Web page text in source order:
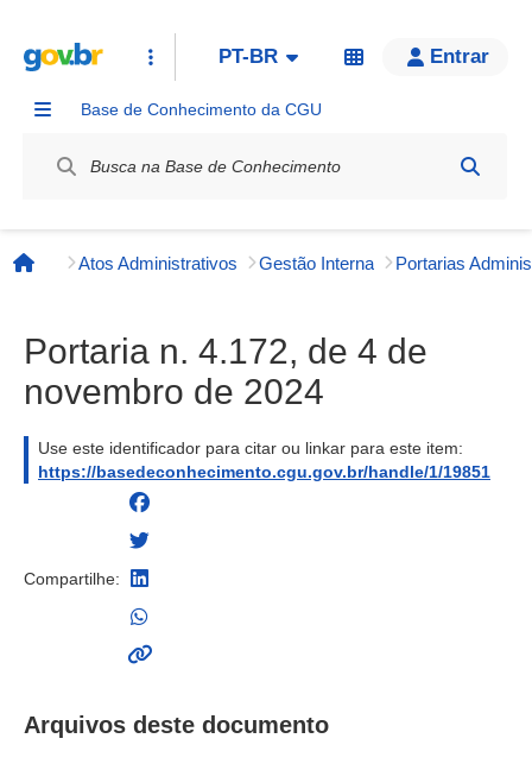
PT-BR Entrar
Base de Conhecimento da CGU
Página inicial
Atos Administrativos Gestão Interna
Portaria n. 4.172, de 4 de
novembro de 2024
Use este identificador para citar ou linkar para este item:
https://basedeconhecimento.cgu.gov.br/handle/1/19851
Compartilhe:
Arquivos deste documento